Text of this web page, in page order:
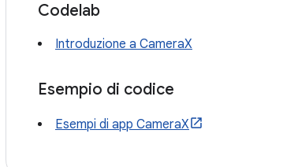
Codelab
Introduzione a CameraX
Esempio di codice
Esempi di app CameraX